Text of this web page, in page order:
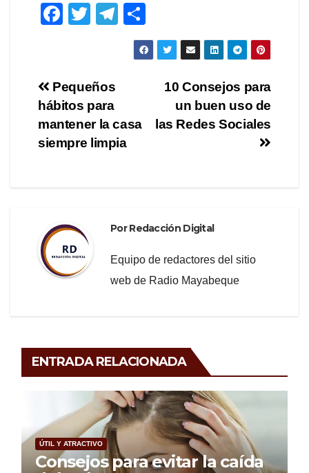
F
e
b
o
o
T
er
T
el
m
o
m
tir
Navegación
de
entradas
10 Consejos para
un buen uso de
las Redes Sociales
Pequeños
hábitos para
mantener la casa
siempre limpia
PorRedacción Digital
Equipo de redactores del sitio
web de Radio Mayabeque
ENTRADA RELACIONADA
ÚTIL Y ATRACTIVO
Consejos para evitar la caída